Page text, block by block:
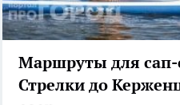
Маршруты для сап-
Стрелки до